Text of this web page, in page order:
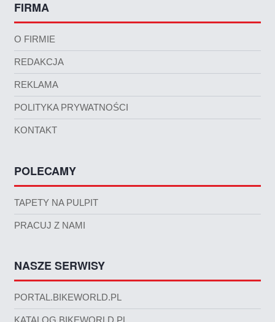
FIRMA
O FIRMIE
REDAKCJA
REKLAMA
POLITYKA PRYWATNOŚCI
KONTAKT
POLECAMY
TAPETY NA PULPIT
PRACUJ Z NAMI
NASZE SERWISY
PORTAL.BIKEWORLD.PL